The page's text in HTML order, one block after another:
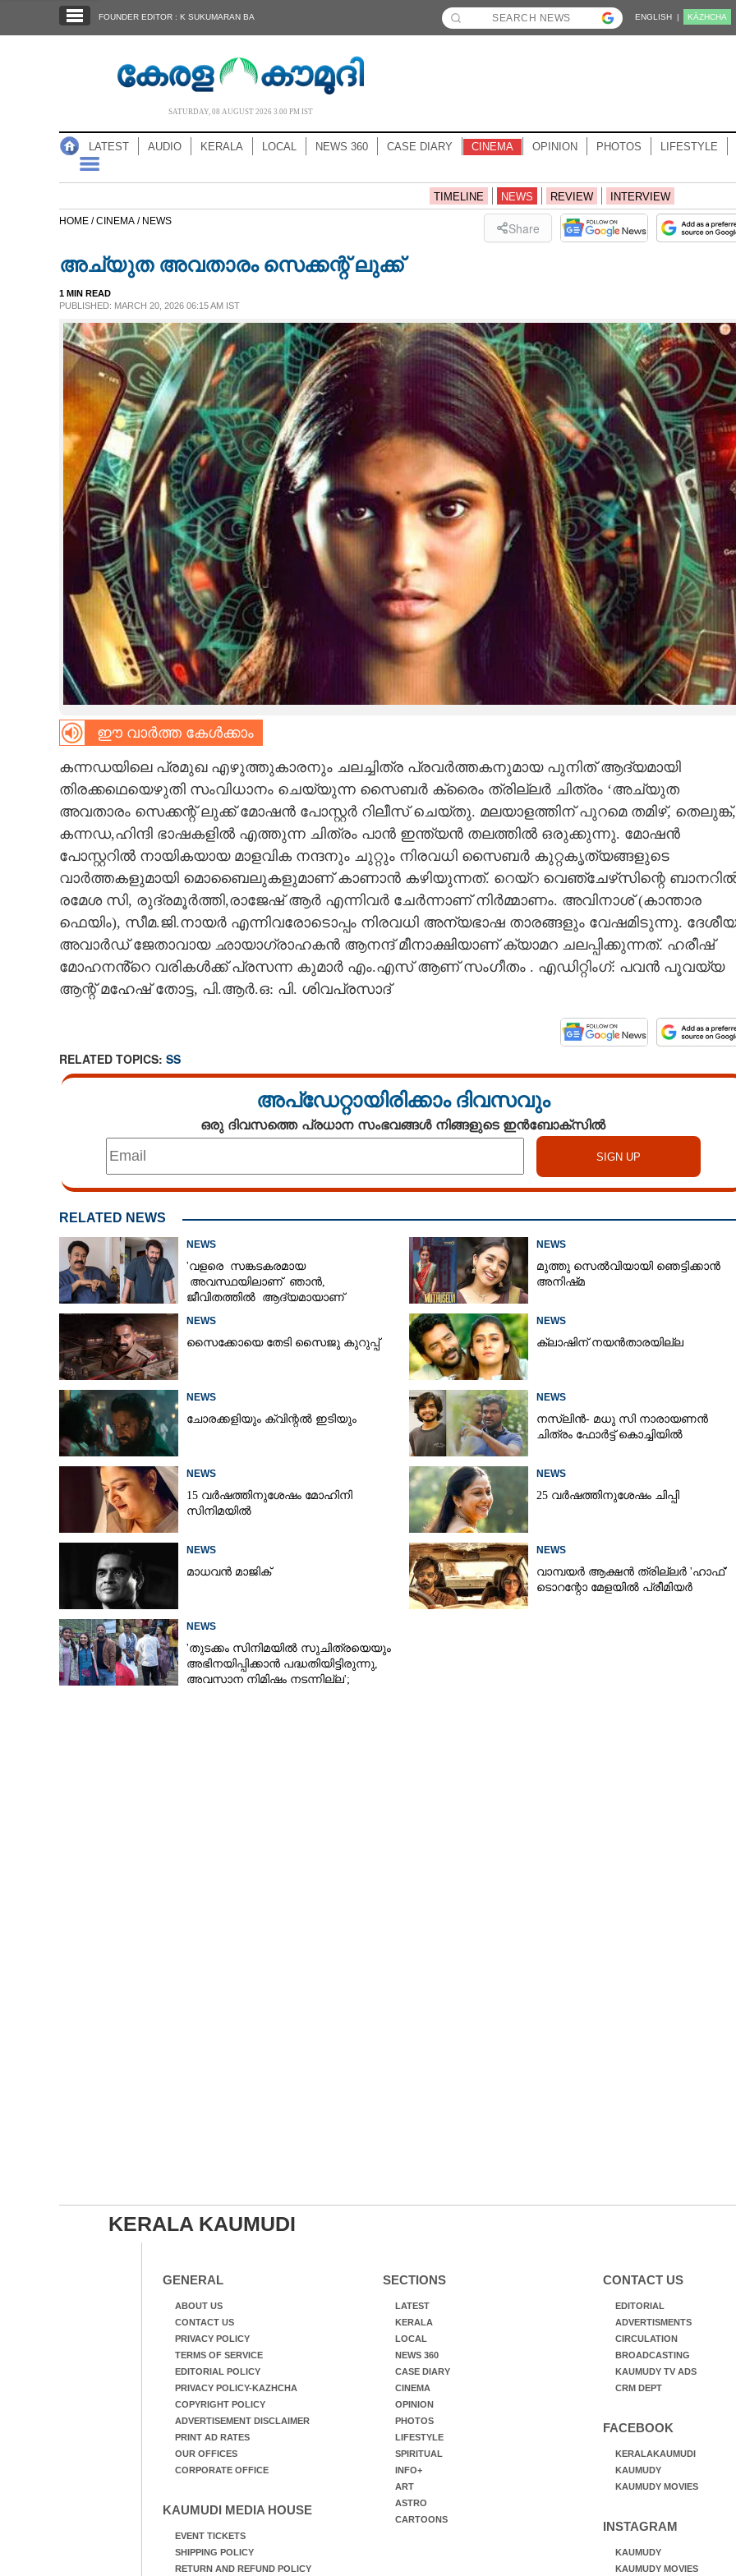
NOTIFIED NEWS
CASE DIARY
LIFESTYLE
CARTOONS
LITERATURE
CONTACT US
FOUNDER EDITOR : K SUKUMARAN BA ENGLISH | KĀZHCHA
SATURDAY, 08 AUGUST 2026 3.00 PM IST
LATEST AUDIO KERALA LOCAL NEWS 360 CASE DIARY CINEMA OPINION PHOTOS LIFESTYLE
TIMELINE NEWS REVIEW INTERVIEW
HOME /CINEMA / NEWS Share
അച്യുത അവതാരം സെക്കന്റ് ലുക്ക്
1 MIN READ
PUBLISHED: MARCH 20, 2026 06:15 AM IST
ഈ വാർത്ത കേൾക്കാം
കന്നഡയിലെ പ്രമുഖ എഴുത്തുകാരനും ചലച്ചിത്ര പ്രവർത്തകനുമായ പുനിത് ആദ്യമായി
തിരക്കഥെയെഴുതി സംവിധാനം ചെയ്യുന്ന സൈബർ ക്രൈം ത്രില്ലർ ചിത്രം ‘അച്യുത
അവതാരം സെക്കന്റ് ലുക്ക് മോഷൻ പോസ്റ്റർ റിലീസ് ചെയ്തു. മലയാളത്തിന് പുറമെ തമിഴ്, തെലുങ്ക്,
കന്നഡ,ഹിന്ദി ഭാഷകളിൽ എത്തുന്ന ചിത്രം പാൻ ഇന്ത്യൻ തലത്തിൽ ഒരുക്കുന്നു. മോഷൻ
പോസ്റ്ററിൽ നായികയായ മാളവിക നന്ദനും ചുറ്റും നിരവധി സൈബർ കുറ്റകൃത്യങ്ങളുടെ
വാർത്തകളുമായി മൊബൈലുകളുമാണ് കാണാൻ കഴിയുന്നത്. റെയ്‌റ വെഞ്ചേഴ്‌സിന്റെ
രമേശ സി, രുദ്രമൂർത്തി,രാജേഷ് ആർ എന്നിവർ ചേർന്നാണ് നിർമ്മാണം. അവിനാശ് (കാന്താര
ഫെയിം), സീമ.ജി.നായർ എന്നിവരോടൊപ്പം നിരവധി അന്യഭാഷ താരങ്ങളും വേഷമിടുന്നു. ദേശീയ
അവാർഡ് ജേതാവായ ഛായാഗ്രാഹകൻ ആനന്ദ് മീനാക്ഷിയാണ് ക്യാമറ ചലപ്പിക്കുന്നത്. ഹരീഷ്
മോഹനൻ്റെ വരികൾക്ക് പ്രസന്ന കുമാർ എം.എസ് ആണ് സംഗീതം . എഡിറ്റിംഗ്: പവൻ പൂവയ്യ
ആന്റ് മഹേഷ് തോട്ട, പി.ആർ.ഒ: പി. ശിവപ്രസാദ്
RELATED TOPICS: SS
അപ്ഡേറ്റായിരിക്കാം ദിവസവും
ഒരു ദിവസത്തെ പ്രധാന സംഭവങ്ങൾ നിങ്ങളുടെ ഇൻബോക്സിൽ
RELATED NEWS
NEWS
'വളരെ സങ്കടകരമായ
അവസ്ഥയിലാണ് ഞാൻ,
ജീവിതത്തിൽ ആദ്യമായാണ്
NEWS
മുത്തു സെൽവിയായി ഞെട്ടിക്കാൻ
അനിഷ്‌മ
NEWS
സൈക്കോയെ തേടി സൈജു കുറുപ്പ്
NEWS
ക്ലാഷിന് നയൻതാരയില്ല
NEWS
ചോരക്കളിയും ക്വിന്റൽ ഇടിയും
NEWS
നസ്ലിൻ- മധു സി നാരായണൻ
ചിത്രം ഫോർട്ട് കൊച്ചിയിൽ
NEWS
15 വർഷത്തിനുശേഷം മോഹിനി
സിനിമയിൽ
NEWS
25 വർഷത്തിനുശേഷം ചിപ്പി
NEWS
മാധവൻ മാജിക്
NEWS
വാമ്പയർ ആക്ഷൻ ത്രില്ലർ 'ഹാഫ്'
ടൊറന്റോ മേളയിൽ പ്രീമിയർ
NEWS
'തുടക്കം സിനിമയിൽ സുചിത്രയെയും
അഭിനയിപ്പിക്കാൻ പദ്ധതിയിട്ടിരുന്നു,​
അവസാന നിമിഷം നടന്നില്ല';
KERALA KAUMUDI
GENERAL
ABOUT US
CONTACT US
PRIVACY POLICY
TERMS OF SERVICE
EDITORIAL POLICY
PRIVACY POLICY-KAZHCHA
COPYRIGHT POLICY
ADVERTISEMENT DISCLAIMER
PRINT AD RATES
OUR OFFICES
CORPORATE OFFICE
KAUMUDI MEDIA HOUSE
EVENT TICKETS
SHIPPING POLICY
RETURN AND REFUND POLICY
SECTIONS
LATEST
KERALA
LOCAL
NEWS 360
CASE DIARY
CINEMA
OPINION
PHOTOS
LIFESTYLE
SPIRITUAL
INFO+
ART
ASTRO
CARTOONS
CONTACT US
EDITORIAL
ADVERTISMENTS
CIRCULATION
BROADCASTING
KAUMUDY TV ADS
CRM DEPT
FACEBOOK
KERALAKAUMUDI
KAUMUDY
KAUMUDY MOVIES
INSTAGRAM
KAUMUDY
KAUMUDY MOVIES
അച്യുത അവതാരം സെക്കന്റ് ലുക്ക്